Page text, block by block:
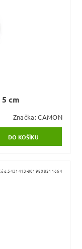
cm
Značka:CAMON
5431413-8019808211664